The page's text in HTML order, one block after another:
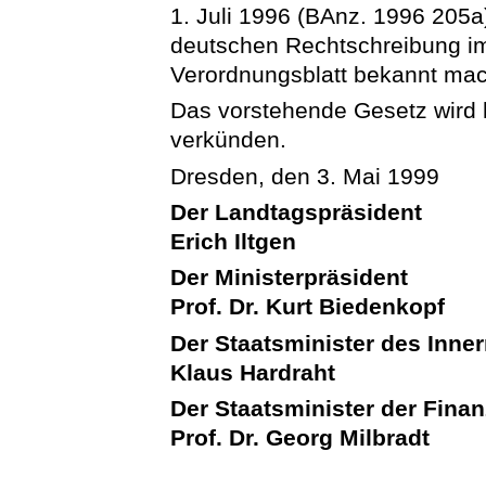
1. Juli 1996 (BAnz. 1996
deutschen Rechtschreibung
Verordnungsblatt bekannt
Das vorstehende Gesetz
verkünden.
Dresden, den 3. Mai 1999
Der Landtagspräsident
Erich Iltgen
Der Ministerpräsident
Prof. Dr. Kurt Biedenkopf
Der Staatsminister des
Klaus Hardraht
Der Staatsminister der
Prof. Dr. Georg Milbradt